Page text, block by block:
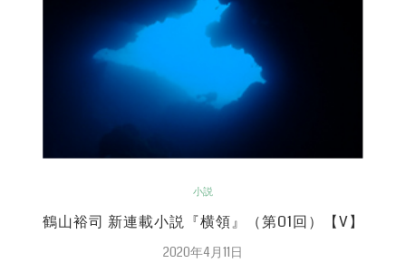
小説
鶴山裕司 新連載小説『横領』（第01回）【V】
2020年4月11日